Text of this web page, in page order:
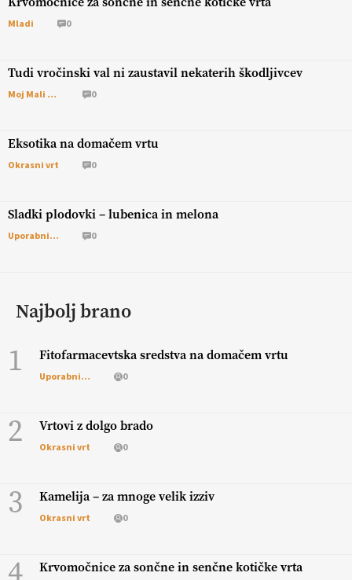
Mladi 0
Tudi vročinski val ni zaustavil nekaterih škodljivcev
Moj Mali Svet 0
Eksotika na domačem vrtu
Okrasni vrt 0
Sladki plodovki – lubenica in melona
Uporabni vrt 0
Najbolj brano
1 Fitofarmacevtska sredstva na domačem vrtu
Uporabni vrt 0
2 Vrtovi z dolgo brado
Okrasni vrt 0
3 Kamelija – za mnoge velik izziv
Okrasni vrt 0
Krvomočnice za sončne in senčne kotičke vrta